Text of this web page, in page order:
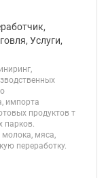
Услуги,
импорта
продуктов т
парков.
молока, мяса,
переработку.